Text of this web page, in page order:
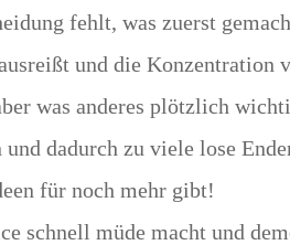
fehlt, was zuerst
und die Konzentration
was anderes plötzlich
dadurch zu viele lose
für noch mehr gibt!
schnell müde macht und